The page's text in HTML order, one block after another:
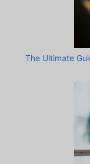
The Ultimate